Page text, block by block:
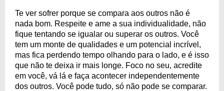
Te ver sofrer porque se compara aos outros não é
nada bom. Respeite e ame a sua individualidade, não
fique tentando se igualar ou superar os outros. Você
tem um monte de qualidades e um potencial incrível,
mas fica perdendo tempo olhando para o lado, e é isso
que não te deixa ir mais longe. Foco no seu, acredite
em você, vá lá e faça acontecer independentemente
dos outros. Você pode tudo, só não pode se comparar.